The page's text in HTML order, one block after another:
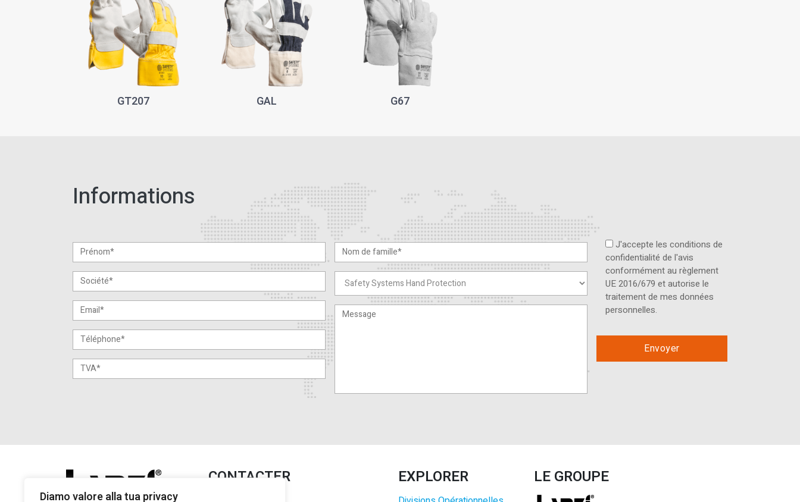
Diamo valore alla tua privacy
GT207 GAL G67
Informations
J'accepte les conditions de
confidentialité de l'avis
conformément au règlement
UE 2016/679 et autorise le
traitement de mes données
personnelles.
CONTACTER EXPLORER LE GROUPE